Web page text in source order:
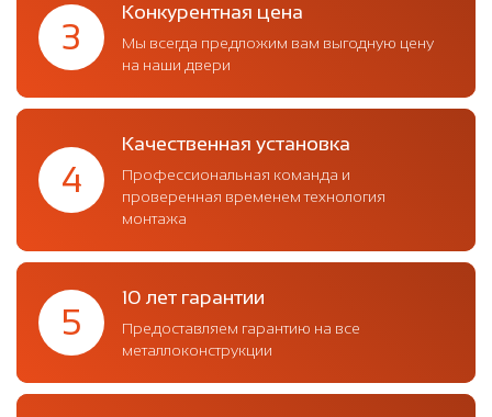
3
Конкурентная цена
Мы всегда предложим вам выгодную цену
на наши двери
4
Качественная установка
Профессиональная команда и
проверенная временем технология
монтажа
5
10 лет гарантии
Предоставляем гарантию на все
металлоконструкции